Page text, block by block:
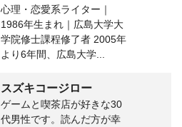
心理・恋愛系ライター｜
1986年生まれ｜広島大学大
学院修士課程修了者 2005年
より6年間、広島大学...
スズキコージロー
ゲームと喫茶店が好きな30
代男性です。読んだ方が幸